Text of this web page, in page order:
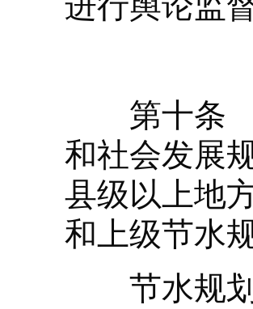
第十条 国
和社会发展
县级以上地
和上级节水
节水规划